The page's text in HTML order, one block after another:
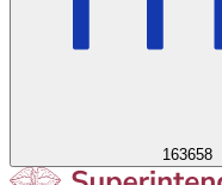
163658